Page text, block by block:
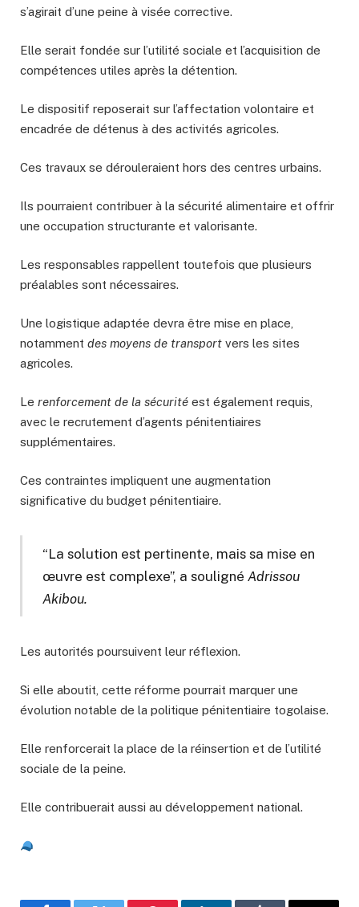
s’agirait d’une peine à visée corrective.
Elle serait fondée sur l’utilité sociale et l’acquisition de
compétences utiles après la détention.
Le dispositif reposerait sur l’affectation volontaire et
encadrée de détenus à des activités agricoles.
Ces travaux se dérouleraient hors des centres urbains.
Ils pourraient contribuer à la sécurité alimentaire et offrir
une occupation structurante et valorisante.
Les responsables rappellent toutefois que plusieurs
préalables sont nécessaires.
Une logistique adaptée devra être mise en place,
notamment des moyens de transport vers les sites
agricoles.
Le renforcement de la sécurité est également requis,
avec le recrutement d’agents pénitentiaires
supplémentaires.
Ces contraintes impliquent une augmentation
significative du budget pénitentiaire.
“La solution est pertinente, mais sa mise en
œuvre est complexe”, a soulignéAdrissou
Akibou.
Les autorités poursuivent leur réflexion.
Si elle aboutit, cette réforme pourrait marquer une
évolution notable de la politique pénitentiaire togolaise.
Elle renforcerait la place de la réinsertion et de l’utilité
sociale de la peine.
Elle contribuerait aussi au développement national.